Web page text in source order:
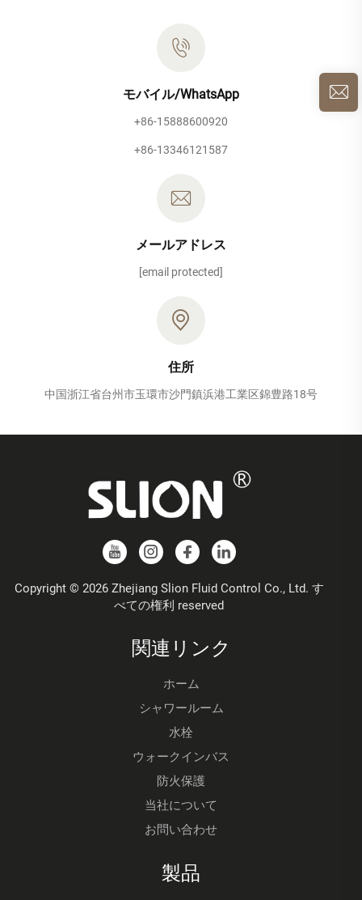
モバイル/WhatsApp
+86-15888600920
+86-13346121587
メールアドレス
[email protected]
住所
中国浙江省台州市玉環市沙門鎮浜港工業区錦豊路18号
Copyright © 2026 Zhejiang Slion Fluid Control Co., Ltd. す
べての権利 reserved
関連リンク
ホーム
シャワールーム
水栓
ウォークインバス
防火保護
当社について
お問い合わせ
製品